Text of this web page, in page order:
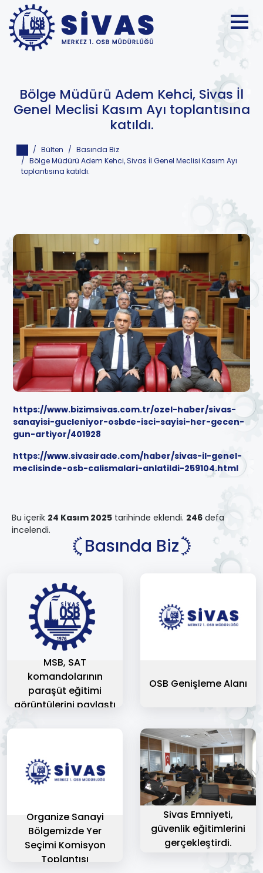
Bölge Müdürü Adem Kehci, Sivas İl
Genel Meclisi Kasım Ayı toplantısına
katıldı.
Bülten
Basında Biz
Bölge Müdürü Adem Kehci, Sivas İl Genel Meclisi Kasım Ayı
toplantısına katıldı.
https://www.bizimsivas.com.tr/ozel-haber/sivas-
sanayisi-gucleniyor-osbde-isci-sayisi-her-gecen-
gun-artiyor/401928
https://www.sivasirade.com/haber/sivas-il-genel-
meclisinde-osb-calismalari-anlatildi-259104.html
Bu içerik 24 Kasım 2025 tarihinde eklendi. 246 defa
incelendi.
Basında Biz
MSB, SAT
komandolarının
paraşüt eğitimi
görüntülerini paylaştı
OSB Genişleme Alanı
Organize Sanayi
Bölgemizde Yer
Seçimi Komisyon
Toplantısı
Sivas Emniyeti,
güvenlik eğitimlerini
gerçekleştirdi.